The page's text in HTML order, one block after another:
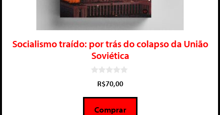
Socialismo traído: por trás do colapso da União
Soviética
5
R$70,00
Comprar